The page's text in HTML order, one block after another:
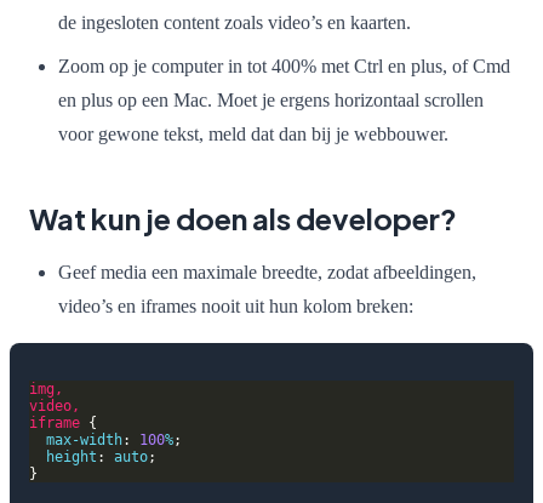
de ingesloten content zoals video’s en kaarten.
Zoom op je computer in tot 400% met Ctrl en plus, of Cmd
en plus op een Mac. Moet je ergens horizontaal scrollen
voor gewone tekst, meld dat dan bij je webbouwer.
Wat kun je doen als developer?
Geef media een maximale breedte, zodat afbeeldingen,
video’s en iframes nooit uit hun kolom breken:
img ,
video,
iframe
max-width: 100%
height : auto